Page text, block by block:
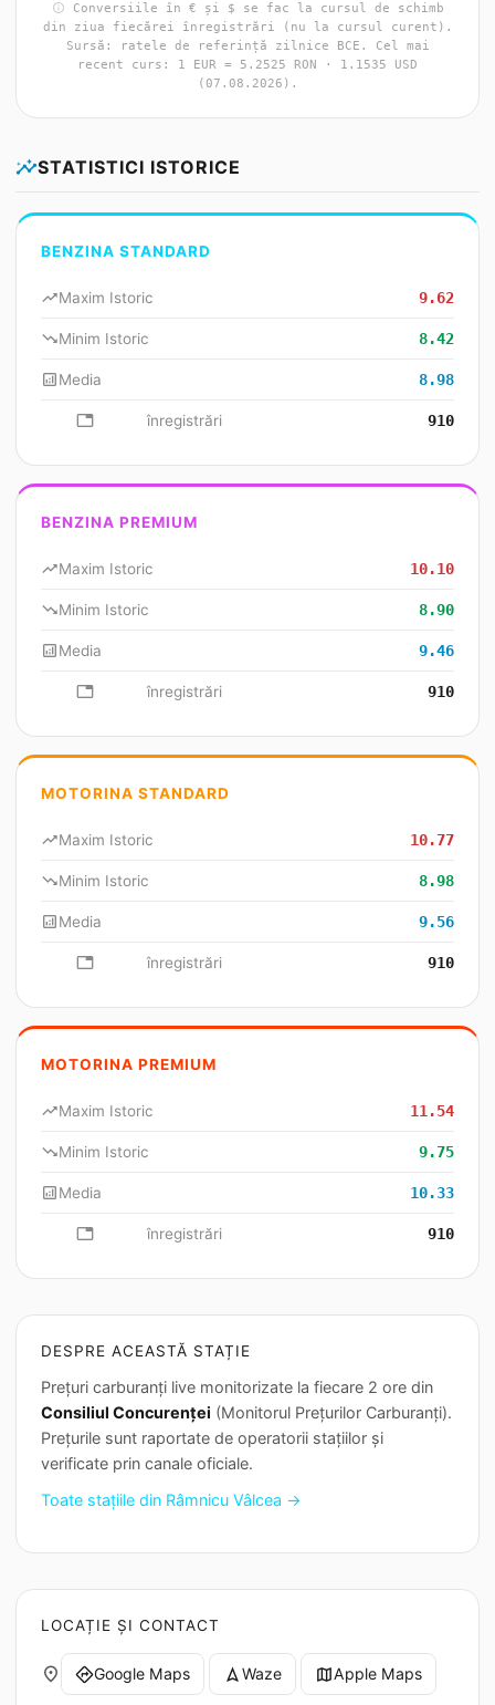
info Conversiile în € și $ se fac la cursul de schimb
din ziua fiecărei înregistrări (nu la cursul curent).
Sursă: ratele de referință zilnice BCE. Cel mai
recent curs: 1 EUR = 5.2525 RON · 1.1535 USD
(07.08.2026).
insightsSTATISTICI ISTORICE
BENZINA STANDARD
trending_upMaxim Istoric 9.62
trending_downMinim Istoric 8.42
analyticsMedia 8.98
database înregistrări 910
BENZINA PREMIUM
trending_upMaxim Istoric 10.10
trending_downMinim Istoric 8.90
analyticsMedia 9.46
database înregistrări 910
MOTORINA STANDARD
trending_upMaxim Istoric 10.77
trending_downMinim Istoric 8.98
analyticsMedia 9.56
database înregistrări 910
MOTORINA PREMIUM
trending_upMaxim Istoric 11.54
trending_downMinim Istoric 9.75
analyticsMedia 10.33
database înregistrări 910
DESPRE ACEASTĂ STAȚIE
Prețuri carburanți live monitorizate la fiecare 2 ore din
Consiliul Concurenței (Monitorul Prețurilor Carburanți).
Prețurile sunt raportate de operatorii stațiilor și
verificate prin canale oficiale.
Toate stațiile din Râmnicu Vâlcea →
LOCAȚIE ȘI CONTACT
place directionsGoogle Maps navigation Waze mapApple Maps